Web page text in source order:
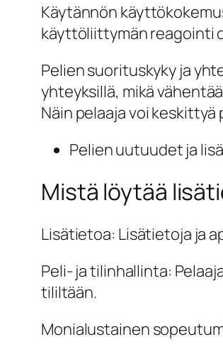
Käytännön
käyttöliittymän reagointi
Pelien suorituskyky ja
yhteyksillä, mikä
Näin pelaaja voi
Pelien uutuudet ja
Mistä löytää
Lisätietoa: Lisätietoja ja
Peli- ja tilinhallinta:
tililtään.
Monialustainen